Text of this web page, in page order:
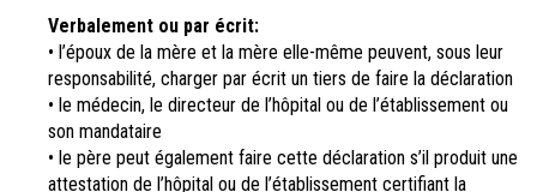
Verbalement ou par écrit:
• l’époux de la mère et la mère elle-même peuvent, sous leur
responsabilité, charger par écrit un tiers de faire la déclaration
• le médecin, le directeur de l’hôpital ou de l’établissement ou
son mandataire
• le père peut également faire cette déclaration s’il produit une
attestation de l’hôpital ou de l’établissement certifiant la